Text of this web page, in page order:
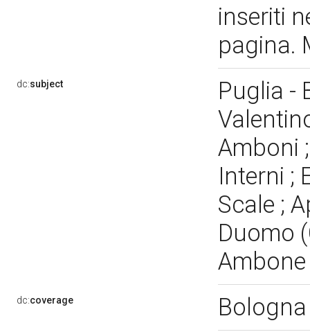
inseriti
pagina.
dc:subject
Puglia -
Amboni
Interni ;
Scale ;
Duomo
dc:coverage